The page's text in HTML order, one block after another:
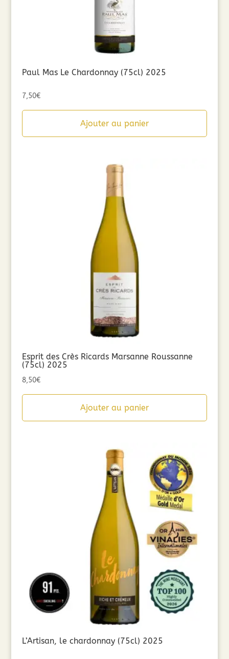
Paul Mas Le Chardonnay (75cl) 2025
7,50€
Ajouter au panier
Esprit des Crès Ricards Marsanne Roussanne
(75cl) 2025
8,50€
Ajouter au panier
L’Artisan, le chardonnay (75cl) 2025